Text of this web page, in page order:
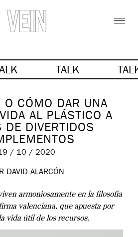
TALK
O CÓMO DAR UNA
AL PLÁSTICO A
DE DIVERTIDOS
/ 10 / 2020
DAVID ALARCÓN
armoniosamente en la filosofía
valenciana, que apuesta por
vida útil de los recursos.